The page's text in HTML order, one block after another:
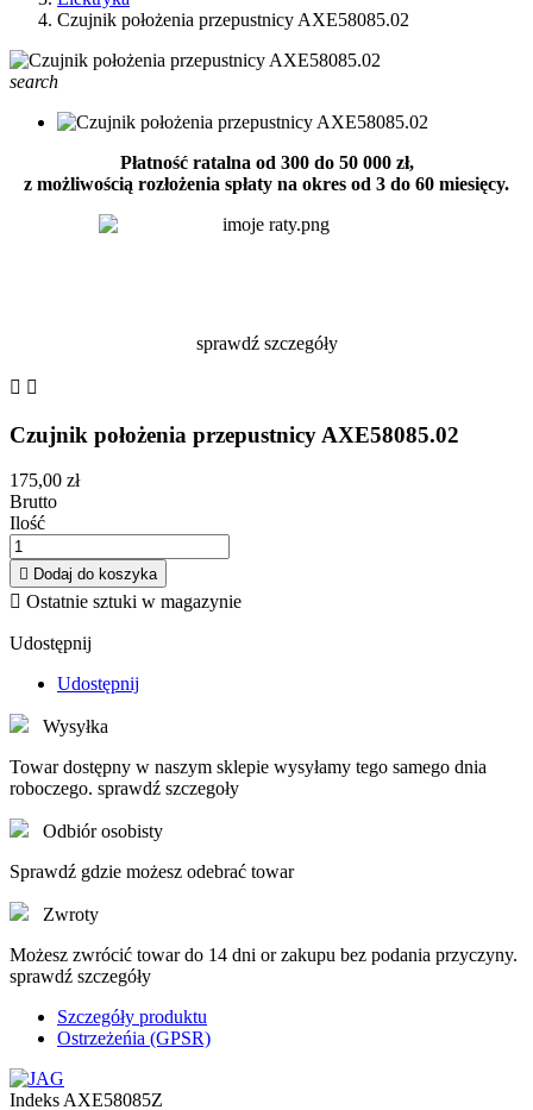
Czujnik położenia przepustnicy AXE58085.02
search
Płatność ratalna od 300 do 50 000 zł,
z możliwością rozłożenia spłaty na okres od 3 do 60 miesięcy.
sprawdź szczegóły
 
Czujnik położenia przepustnicy AXE58085.02
175,00 zł
Brutto
Ilość
 Dodaj do koszyka
 Ostatnie sztuki w magazynie
Udostępnij
Udostępnij
Wysyłka
Towar dostępny w naszym sklepie wysyłamy tego samego dnia
roboczego. sprawdź szczegoły
Odbiór osobisty
Sprawdź gdzie możesz odebrać towar
Zwroty
Możesz zwrócić towar do 14 dni or zakupu bez podania przyczyny.
sprawdź szczegóły
Szczegóły produktu
Ostrzeżeńia (GPSR)
IndeksAXE58085Z